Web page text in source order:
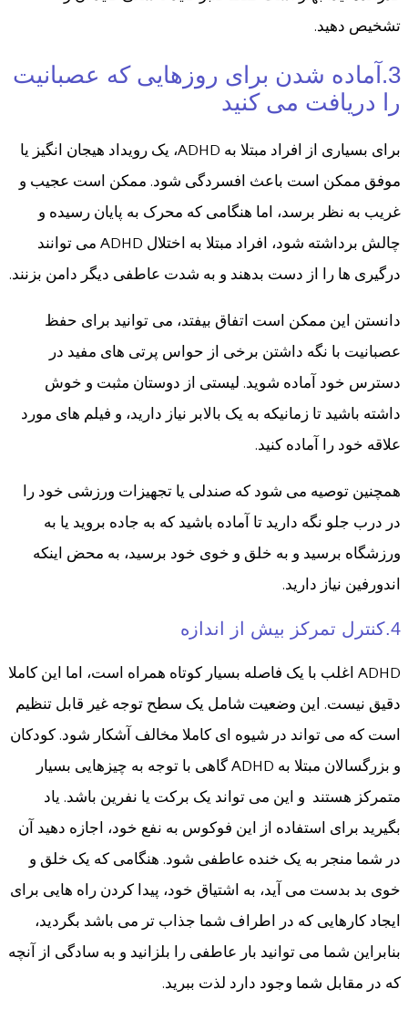
تشخیص دهید.
3.آماده شدن برای روزهایی که عصبانیت
را دریافت می کنید
برای بسیاری از افراد مبتلا به ADHD، یک رویداد هیجان انگیز یا
موفق ممکن است باعث افسردگی شود. ممکن است عجیب و
غریب به نظر برسد، اما هنگامی که محرک به پایان رسیده و
چالش برداشته شود، افراد مبتلا به اختلال ADHD می توانند
درگیری ها را از دست بدهند و به شدت عاطفی دیگر دامن بزنند.
دانستن این ممکن است اتفاق بیفتد، می توانید برای حفظ
عصبانیت با نگه داشتن برخی از حواس پرتی های مفید در
دسترس خود آماده شوید. لیستی از دوستان مثبت و خوش
داشته باشید تا زمانیکه به یک بالابر نیاز دارید، و فیلم های مورد
علاقه خود را آماده کنید.
همچنین توصیه می شود که صندلی یا تجهیزات ورزشی خود را
در درب جلو نگه دارید تا آماده باشید که به جاده بروید یا به
ورزشگاه برسید و به خلق و خوی خود برسید، به محض اینکه
اندورفین نیاز دارید.
4.کنترل تمرکز بیش از اندازه
ADHD اغلب با یک فاصله بسیار کوتاه همراه است، اما این کاملا
دقیق نیست. این وضعیت شامل یک سطح توجه غیر قابل تنظیم
است که می تواند در شیوه ای کاملا مخالف آشکار شود. کودکان
و بزرگسالان مبتلا به ADHD گاهی با توجه به چیزهایی بسیار
متمرکز هستند و این می تواند یک برکت یا نفرین باشد. یاد
بگیرید برای استفاده از این فوکوس به نفع خود، اجازه دهید آن
در شما منجر به یک خنده عاطفی شود. هنگامی که یک خلق و
خوی بد بدست می آید، به اشتیاق خود، پیدا کردن راه هایی برای
ایجاد کارهایی که در اطراف شما جذاب تر می باشد بگردید،
بنابراین شما می توانید بار عاطفی را بلزانید و به سادگی از آنچه
که در مقابل شما وجود دارد لذت ببرید.